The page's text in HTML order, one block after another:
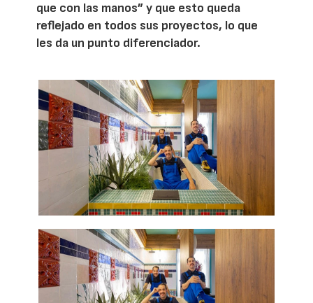
que con las manos” y que esto queda
reflejado en todos sus proyectos, lo que
les da un punto diferenciador.